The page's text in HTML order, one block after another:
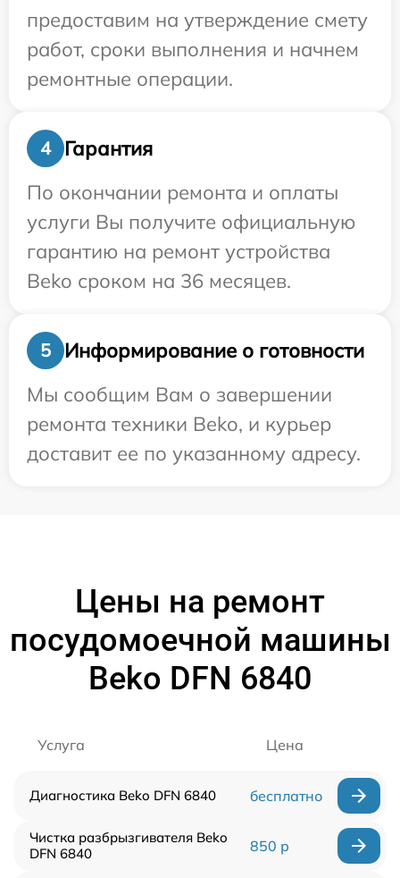
предоставим на утверждение смету
работ, сроки выполнения и начнем
ремонтные операции.
4
Гарантия
По окончании ремонта и оплаты
услуги Вы получите официальную
гарантию на ремонт устройства
Beko сроком на 36 месяцев.
5
Информирование о готовности
Мы сообщим Вам о завершении
ремонта техники Beko, и курьер
доставит ее по указанному адресу.
Цены на ремонт
посудомоечной машины
Beko DFN 6840
Услуга Цена
Диагностика Beko DFN 6840 бесплатно
Чистка разбрызгивателя Beko
DFN 6840
850 р